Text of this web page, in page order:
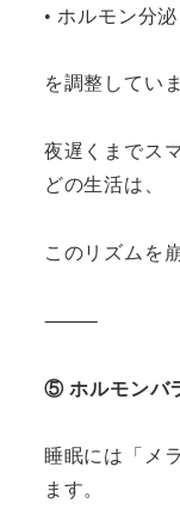
• ホルモン分泌
を調整してい
夜遅くまでス
どの生活は、
このリズムを
⸻
⑤ ホルモンバ
睡眠には「メ
ます。